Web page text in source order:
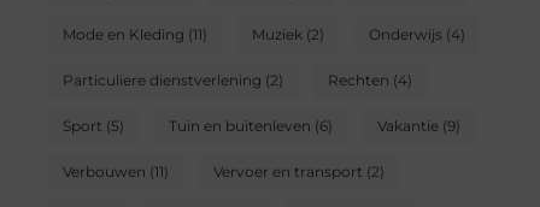
Mode en Kleding (11) Muziek(2) Onderwijs(4)
Particuliere dienstverlening (2) Rechten (4)
Sport (5) Tuin en buitenleven (6) Vakantie(9)
Verbouwen (11) Vervoer en transport (2)